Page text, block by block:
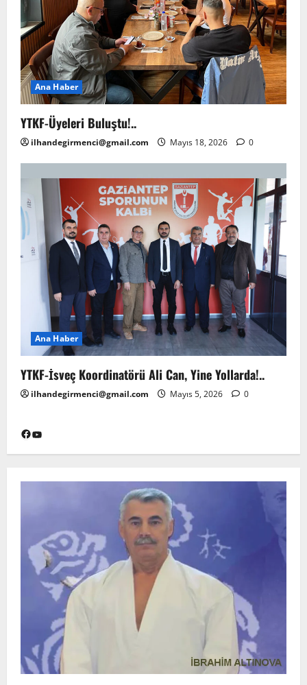
Ana Haber
YTKF-Üyeleri Buluştu!..
ilhandegirmenci@gmail.com Mayıs 18, 2026 0
Ana Haber
YTKF-İsveç Koordinatörü Ali Can, Yine Yollarda!..
ilhandegirmenci@gmail.com Mayıs 5, 2026 0
Facebook
YouTube